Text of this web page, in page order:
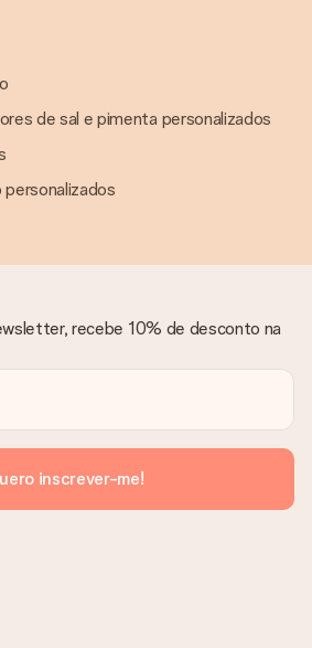
de sal e pimenta personalizados
recebe 10% de desconto na
inscrever-me!